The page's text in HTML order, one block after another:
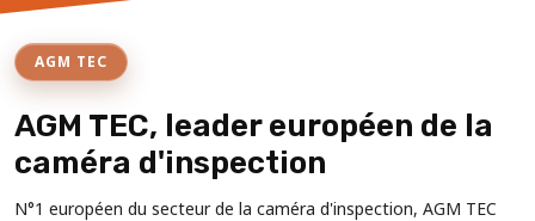
AGM TEC
AGM TEC, leader européen de la
caméra d'inspection
N°1 européen du secteur de la caméra d'inspection, AGM TEC